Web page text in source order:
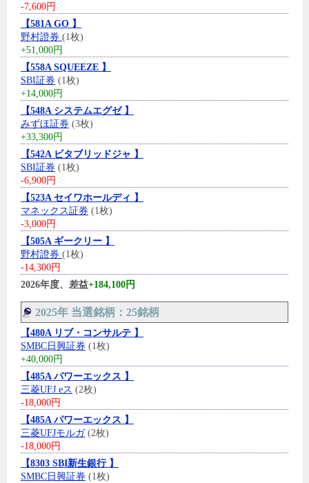
-7,600円
【581A GO 】
野村證券 (1枚)
+51,000円
【558A SQUEEZE 】
SBI証券 (1枚)
+14,000円
【548A システムエグゼ 】
みずほ証券 (3枚)
+33,300円
【542A ビタブリッドジャ 】
SBI証券 (1枚)
-6,900円
【523A セイワホールディ 】
マネックス証券 (1枚)
-3,000円
【505A ギークリー 】
野村證券 (1枚)
-14,300円
2026年度、差益+184,100円
2025年 当選銘柄：25銘柄
【480A リブ・コンサルテ 】
SMBC日興証券 (1枚)
+40,000円
【485A パワーエックス 】
三菱UFJ eス (2枚)
-18,000円
【485A パワーエックス 】
三菱UFJモルガ(2枚)
-18,000円
【8303 SBI新生銀行 】
SMBC日興証券 (1枚)